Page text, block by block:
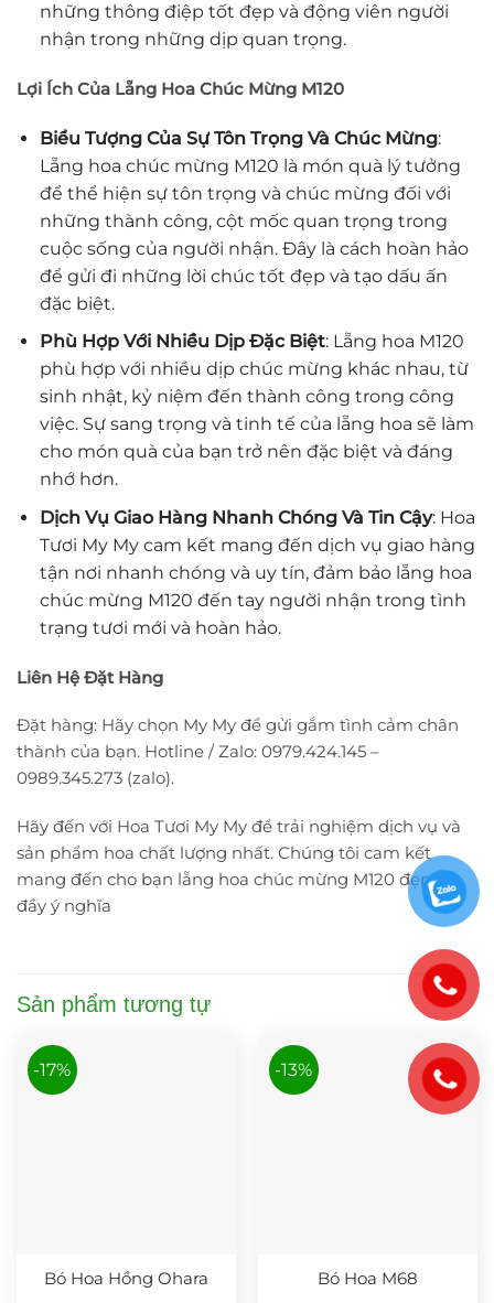
những thông điệp tốt đẹp và động viên người
nhận trong những dịp quan trọng.
Lợi Ích Của Lẵng Hoa Chúc Mừng M120
Biểu Tượng Của Sự Tôn Trọng Và Chúc Mừng:
Lẵng hoa chúc mừng M120 là món quà lý tưởng
để thể hiện sự tôn trọng và chúc mừng đối với
những thành công, cột mốc quan trọng trong
cuộc sống của người nhận. Đây là cách hoàn hảo
để gửi đi những lời chúc tốt đẹp và tạo dấu ấn
đặc biệt.
Phù Hợp Với Nhiều Dịp Đặc Biệt: Lẵng hoa M120
phù hợp với nhiều dịp chúc mừng khác nhau, từ
sinh nhật, kỷ niệm đến thành công trong công
việc. Sự sang trọng và tinh tế của lẵng hoa sẽ làm
cho món quà của bạn trở nên đặc biệt và đáng
nhớ hơn.
Dịch Vụ Giao Hàng Nhanh Chóng Và Tin Cậy: Hoa
Tươi My My cam kết mang đến dịch vụ giao hàng
tận nơi nhanh chóng và uy tín, đảm bảo lẵng hoa
chúc mừng M120 đến tay người nhận trong tình
trạng tươi mới và hoàn hảo.
Liên Hệ Đặt Hàng
Đặt hàng: Hãy chọn My My để gửi gắm tình cảm chân
thành của bạn. Hotline / Zalo: 0979.424.145 –
0989.345.273 (zalo).
Hãy đến với Hoa Tươi My My để trải nghiệm dịch vụ và
sản phẩm hoa chất lượng nhất. Chúng tôi cam kết
mang đến cho bạn lẵng hoa chúc mừng M120 đẹp và
đầy ý nghĩa
Sản phẩm tương tự
-17%
Bó Hoa Hồng Ohara
-13%
Bó Hoa M68